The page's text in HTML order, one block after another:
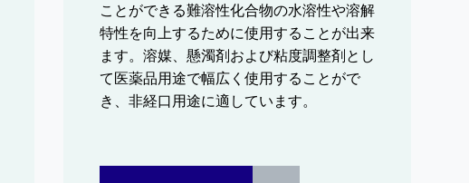
ことができる難溶性化合物の水溶性や溶解
特性を向上するために使用することが出来
ます。溶媒、懸濁剤および粘度調整剤とし
て医薬品用途で幅広く使用することがで
き、非経口用途に適しています。